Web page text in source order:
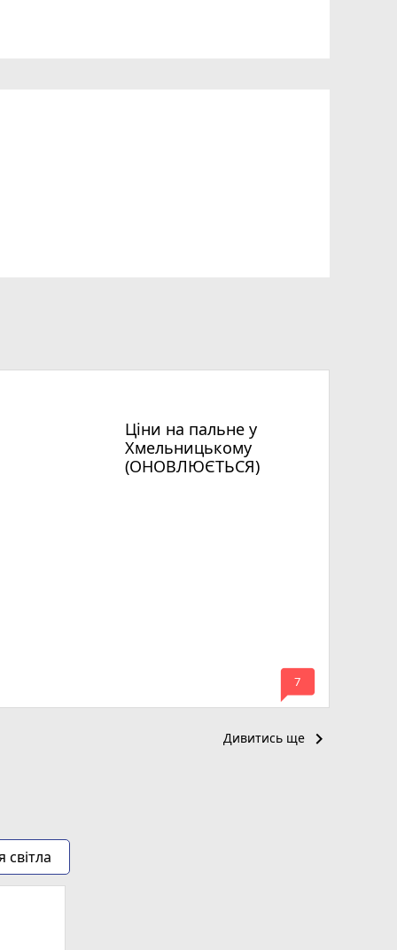
Ціни на пальне у
Хмельницькому
(ОНОВЛЮЄТЬСЯ)
mode_comment
7
Дивитись ще keyboard_arrow_right
світла